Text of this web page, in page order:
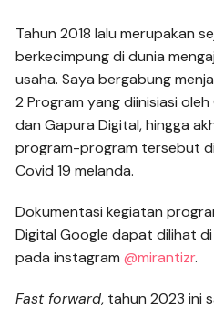
Tahun 2018 lalu merupakan
berkecimpung di dunia
usaha. Saya bergabung
2 Program yang diinisiasi
dan Gapura Digital, hingga
program-program tersebut
Covid 19 melanda.
Dokumentasi kegiatan
Digital Google dapat dilihat
pada instagram@mirantizr.
Fast forward, tahun 2023 ini